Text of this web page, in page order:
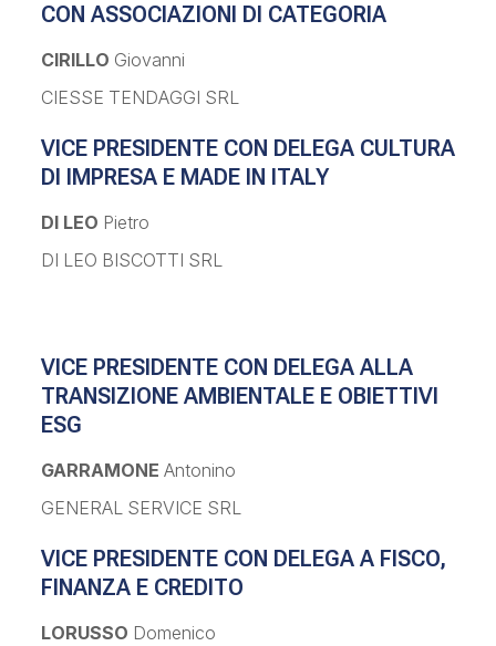
CON ASSOCIAZIONI DI CATEGORIA
CIRILLO Giovanni
CIESSE TENDAGGI SRL
VICE PRESIDENTE CON DELEGA CULTURA
DI IMPRESA E MADE IN ITALY
DI LEO Pietro
DI LEO BISCOTTI SRL
VICE PRESIDENTE CON DELEGA ALLA
TRANSIZIONE AMBIENTALE E OBIETTIVI
ESG
GARRAMONE Antonino
GENERAL SERVICE SRL
VICE PRESIDENTE CON DELEGA A FISCO,
FINANZA E CREDITO
LORUSSO Domenico